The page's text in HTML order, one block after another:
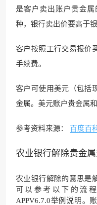
是客户卖出账户贵金
种，银行卖出价要高于银
客户按照工行交易报价
手续费。
客户可使用美元（包括
金属。美元账户贵金属
参考资料来源： 百度百
农业银行解除贵金
农业银行解除的意思是
可以参考以下的流
APPV6.7.0举例说明。